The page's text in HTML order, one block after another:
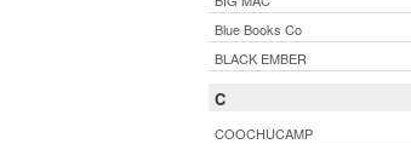
Blue Books Co
BLACK EMBER
C
COOCHUCAMP